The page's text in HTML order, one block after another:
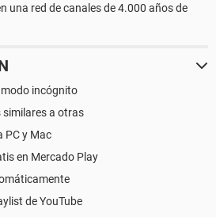
una red de canales de 4.000 años de
incógnito
similares a otras
PC y Mac
en Mercado Play
de YouTube